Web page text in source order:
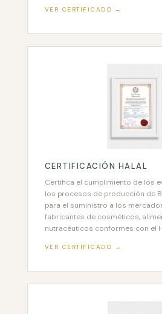
VER CERTIFICADO →
CERTIFICACIÓN HALAL
Certifica el cumplimiento de los
los procesos de producción de
para el suministro a los
fabricantes de cosméticos,
nutracéuticos conformes con el
VER CERTIFICADO →